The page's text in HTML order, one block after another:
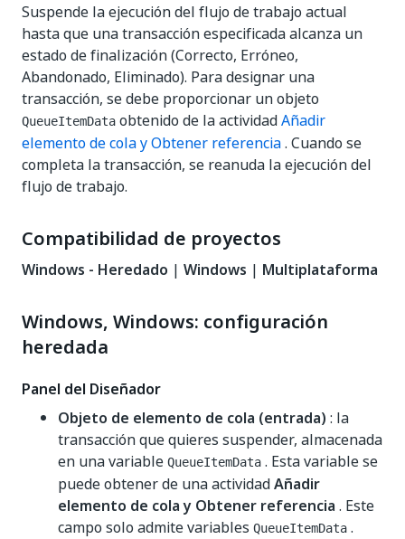
Suspende la ejecución del flujo de trabajo actual
hasta que una transacción especificada alcanza un
estado de finalización (Correcto, Erróneo,
Abandonado, Eliminado). Para designar una
transacción, se debe proporcionar un objeto
QueueItemData obtenido de la actividadAñadir
elemento de cola y Obtener referencia. Cuando se
completa la transacción, se reanuda la ejecución del
flujo de trabajo.
Compatibilidad de proyectos
Windows - Heredado | Windows | Multiplataforma
Windows, Windows: configuración
heredada
Panel del Diseñador
Objeto de elemento de cola (entrada) : la
transacción que quieres suspender, almacenada
en una variable QueueItemData . Esta variable se
puede obtener de una actividadAñadir
elemento de cola y Obtener referencia . Este
campo solo admite variables QueueItemData .